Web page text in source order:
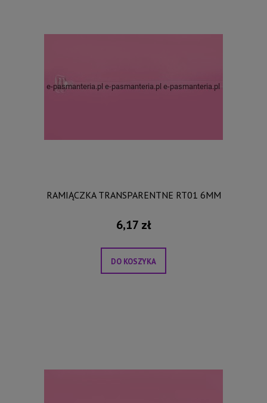
RAMIĄCZKA TRANSPARENTNE RT01 6MM
6,17 zł
DO KOSZYKA